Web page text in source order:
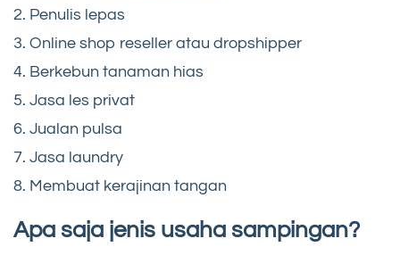
2. Penulis lepas
3. Online shop reseller atau dropshipper
4. Berkebun tanaman hias
5. Jasa les privat
6. Jualan pulsa
7. Jasa laundry
8. Membuat kerajinan tangan
Apa saja jenis usaha sampingan?